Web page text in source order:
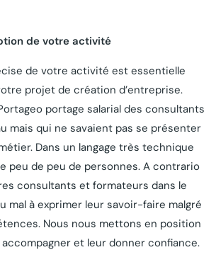
de votre activité
de votre activité est essentielle
projet de création d’entreprise.
portage salarial des consultants
mais qui ne savaient pas se présenter
Dans un langage très technique
peu de peu de personnes. A contrario
consultants et formateurs dans le
mal à exprimer leur savoir-faire malgré
Nous nous mettons en position
et leur donner confiance.